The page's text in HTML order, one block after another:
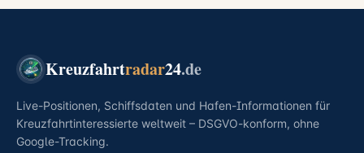
Kreuzfahrtradar24.de
Live-Positionen, Schiffsdaten und Hafen-Informationen für
Kreuzfahrtinteressierte weltweit – DSGVO-konform, ohne
Google-Tracking.